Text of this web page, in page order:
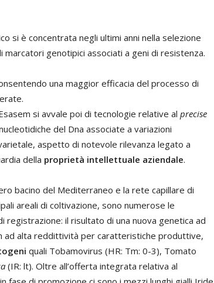
si è concentrata negli ultimi anni nella selezione
genotipici associati a geni di resistenza.
una maggior efficacia del processo di
si avvale poi di tecnologie relative al precise
del Dna associate a variazioni
aspetto di notevole rilevanza legato a
della proprietà intellettuale aziendale.
bacino del Mediterraneo e la rete capillare di
areali di coltivazione, sono numerose le
registrazione: il risultato di una nuova genetica ad
ad alta reddittività per caratteristiche produttive,
quali Tobamovirus (HR: Tm: 0-3), Tomato
(IR: lt). Oltre all’offerta integrata relativa al